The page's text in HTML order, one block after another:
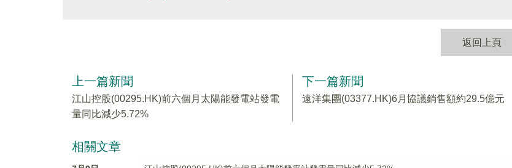
返回上頁
上一篇新聞
江山控股(00295.HK)前六個月太陽能發電站發電
量同比減少5.72%
下一篇新聞
遠洋集團(03377.HK)6月協議銷售額約29.5億元
相關文章